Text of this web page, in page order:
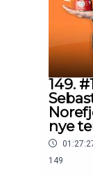
149.
nye
149